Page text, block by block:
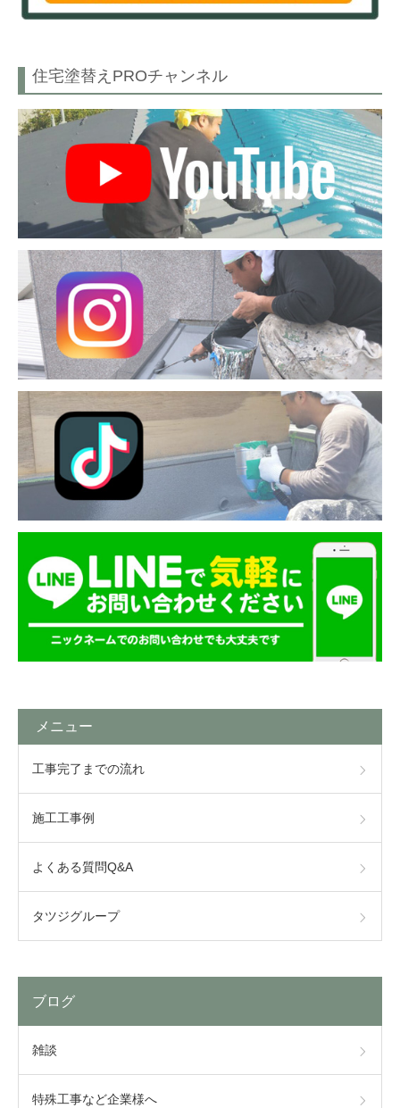
住宅塗替えPROチャンネル
メニュー
工事完了までの流れ
施工工事例
よくある質問Q&A
タツジグループ
ブログ
雑談
特殊工事など企業様へ